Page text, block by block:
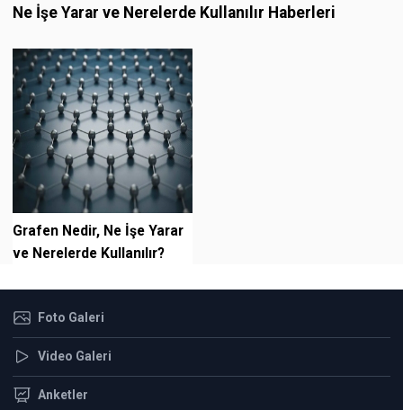
Ne İşe Yarar ve Nerelerde Kullanılır Haberleri
Grafen Nedir, Ne İşe Yarar
ve Nerelerde Kullanılır?
Foto Galeri
Video Galeri
Anketler